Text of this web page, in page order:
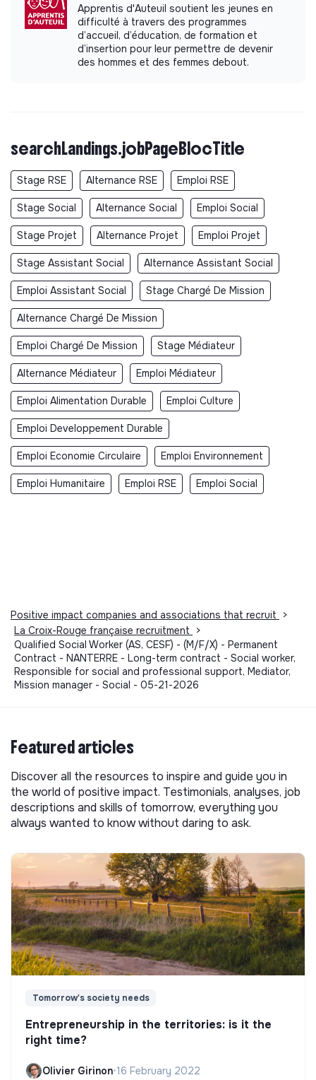
Apprentis d'Auteuil soutient les jeunes en
difficulté à travers des programmes
d’accueil, d’éducation, de formation et
d’insertion pour leur permettre de devenir
des hommes et des femmes debout.
searchLandings.jobPageBlocTitle
Stage RSE Alternance RSE Emploi RSE
Stage Social Alternance Social Emploi Social
Stage Projet Alternance Projet Emploi Projet
Stage Assistant Social Alternance Assistant Social
Emploi Assistant Social Stage Chargé De Mission
Alternance Chargé De Mission
Emploi Chargé De Mission Stage Médiateur
Alternance Médiateur Emploi Médiateur
Emploi Alimentation Durable Emploi Culture
Emploi Developpement Durable
Emploi Economie Circulaire Emploi Environnement
Emploi Humanitaire Emploi RSE Emploi Social
Positive impact companies and associations that recruit
>
La Croix-Rouge française recruitment
>
Qualified Social Worker (AS, CESF) - (M/F/X) - Permanent
Contract - NANTERRE - Long-term contract - Social worker,
Responsible for social and professional support, Mediator,
Mission manager - Social - 05-21-2026
Featured articles
Discover all the resources to inspire and guide you in
the world of positive impact. Testimonials, analyses, job
descriptions and skills of tomorrow, everything you
always wanted to know without daring to ask.
Tomorrow's society needs
Entrepreneurship in the territories: is it the
right time?
Olivier Girinon•16 February 2022